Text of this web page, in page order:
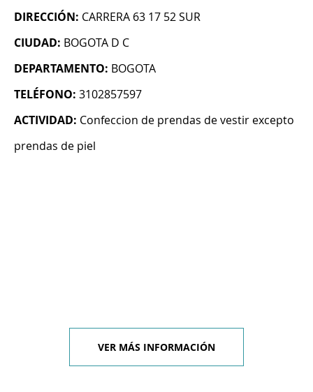
DIRECCIÓN: CARRERA 63 17 52 SUR
CIUDAD: BOGOTA D C
DEPARTAMENTO: BOGOTA
TELÉFONO: 3102857597
ACTIVIDAD: Confeccion de prendas de vestir excepto
prendas de piel
VER MÁS INFORMACIÓN